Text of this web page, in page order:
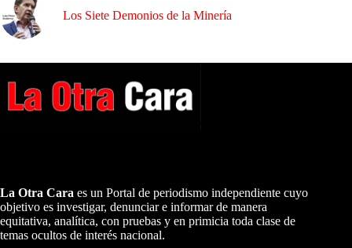
Los Siete Demonios de la Minería
La Otra Cara es un Portal de periodismo independiente cuyo
objetivo es investigar, denunciar e informar de manera
equitativa, analítica, con pruebas y en primicia toda clase de
temas ocultos de interés nacional.